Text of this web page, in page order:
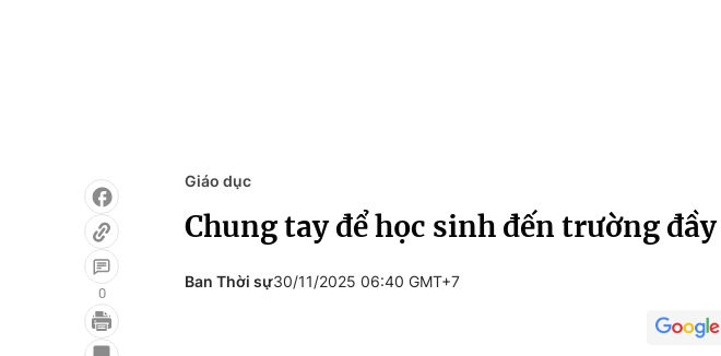
0
Giáo dục
Chung tay để học sinh đến trường
Ban Thời sự30/11/2025 06:40 GMT+7